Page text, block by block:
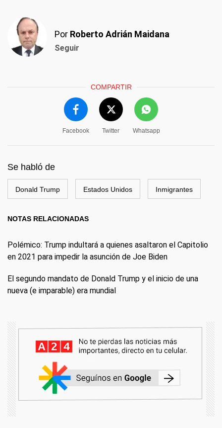
Por Roberto Adrián Maidana
Seguir
COMPARTIR
Facebook Twitter Whatsapp
Se habló de
Donald Trump Estados Unidos Inmigrantes
NOTAS RELACIONADAS
Polémico: Trump indultará a quienes asaltaron el Capitolio
en 2021 para impedir la asunción de Joe Biden
El segundo mandato de Donald Trump y el inicio de una
nueva (e imparable) era mundial